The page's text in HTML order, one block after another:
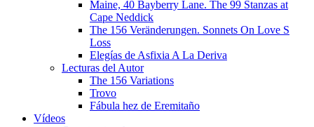
Maine, 40 Bayberry Lane. The 99 Stanzas at
Cape Neddick
The 156 Veränderungen. Sonnets On Love S
Loss
Elegías de Asfixia A La Deriva
Lecturas del Autor
The 156 Variations
Trovo
Fábula hez de Eremitaño
Vídeos